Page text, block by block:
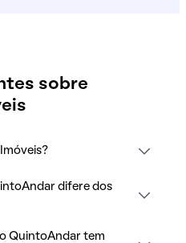
sobre
difere dos
QuintoAndar tem